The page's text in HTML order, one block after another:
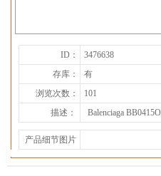
ID： 3476638
存库：
有
浏览次数：
101
描述：
Balenciaga
产品细节图片